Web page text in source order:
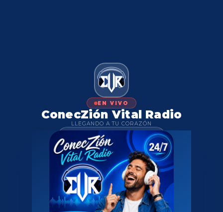
EN VIVO
ConecZión Vital Radio
LLEGANDO A TU CORAZÓN
← Volver a koltorah.co
RAÍCES HEBREAS MÚSICA SELECTA 24/7